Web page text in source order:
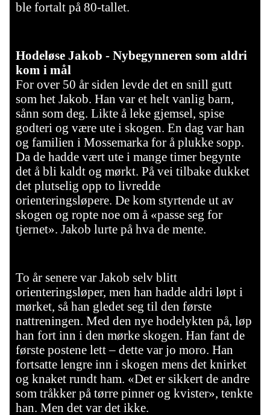
ble fortalt på 80-tallet.
Hodeløse Jakob - Nybegynneren som aldri
kom i mål
For over 50 år siden levde det en snill gutt
som het Jakob. Han var et helt vanlig barn,
sånn som deg. Likte å leke gjemsel, spise
godteri og være ute i skogen. En dag var han
og familien i Mossemarka for å plukke sopp.
Da de hadde vært ute i mange timer begynte
det å bli kaldt og mørkt. På vei tilbake dukket
det plutselig opp to livredde
orienteringsløpere. De kom styrtende ut av
skogen og ropte noe om å «passe seg for
tjernet». Jakob lurte på hva de mente.
To år senere var Jakob selv blitt
orienteringsløper, men han hadde aldri løpt i
mørket, så han gledet seg til den første
nattreningen. Med den nye hodelykten på, løp
han fort inn i den mørke skogen. Han fant de
første postene lett – dette var jo moro. Han
fortsatte lengre inn i skogen mens det knirket
og knaket rundt ham. «Det er sikkert de andre
som tråkker på tørre pinner og kvister», tenkte
han. Men det var det ikke.